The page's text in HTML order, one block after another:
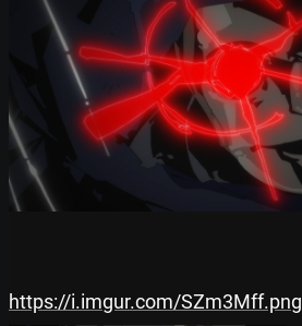
https://i.imgur.com/SZm3Mff.png